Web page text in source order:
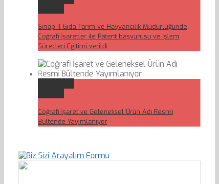
Sinop İl Gıda Tarım ve Hayvancılık Müdürlüğünde
Coğrafi İşaretler ile Patent başvurusu ve İşlem
Süreçleri Eğitimi verildi
Coğrafi İşaret ve Geleneksel Ürün Adı Resmi
Bültende Yayımlanıyor